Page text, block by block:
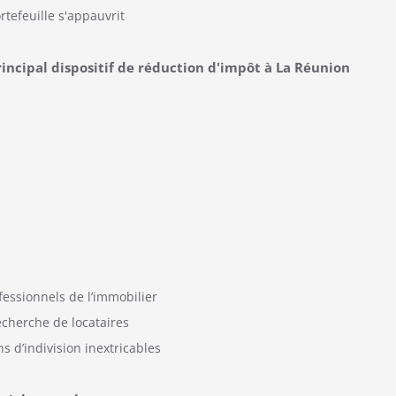
s'appauvrit
dispositif de réduction d'impôt à La Réunion
de l’immobilier
de locataires
d’indivision inextricables